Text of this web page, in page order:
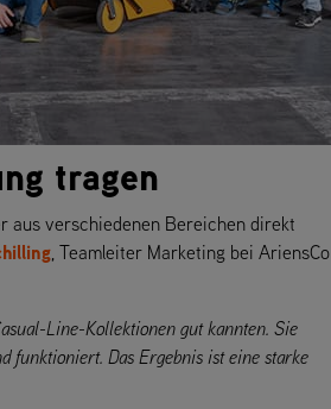
tragen
aus verschiedenen Bereichen direkt
, Teamleiter Marketing bei AriensCo
Line-Kollektionen gut kannten. Sie
funktioniert. Das Ergebnis ist eine starke